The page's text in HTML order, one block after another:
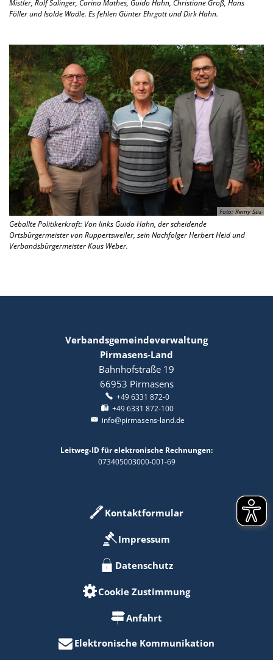
Mistler, Rolf Salinger, Carina Mathes, Guido Hahn, Christiane Groß, Hans
Föller und Isolde Wadle. Es fehlen Günter Ehrgott und Dirk Hahn.
Foto: Remy Süs
Geballte Politikerkraft: Von links Guido Hahn, der scheidende
Ortsbürgermeister von Ruppertsweiler, sein Nachfolger Herbert Heid und
Verbandsbürgermeister Kaus Weber.
Verbandsgemeindeverwaltung
Pirmasens-Land
Bahnhofstraße 19
66953 Pirmasens
+49 6331 872-0
+49 6331 872-100
info@pirmasens-land.de
Leitweg-ID für elektronische Rechnungen:
073405003000-001-69
Kontaktformular
Impressum
Datenschutz
Cookie Zustimmung
Anfahrt
Elektronische Kommunikation